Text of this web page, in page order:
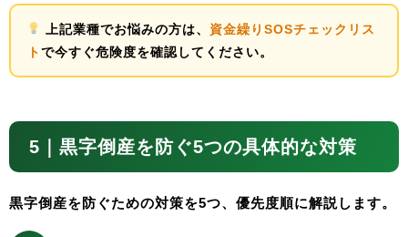
上記業種でお悩みの方は、 資金繰りSOSチェックリス
トで今すぐ危険度を確認してください。
5｜黒字倒産を防ぐ5つの具体的な対策
黒字倒産を防ぐための対策を5つ、優先度順に解説します。